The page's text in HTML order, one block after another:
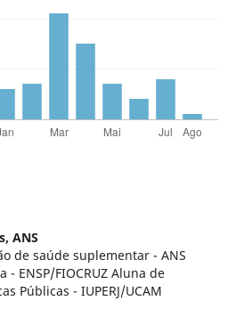
ANS
de saúde suplementar - ANS
- ENSP/FIOCRUZ Aluna de
Públicas - IUPERJ/UCAM